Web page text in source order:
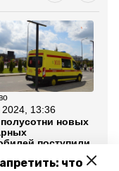
что
13:36
новых
поступили